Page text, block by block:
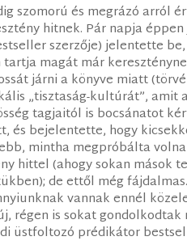
szomorú és megrázó arról
hitnek. Pár napja éppen
szerzője) jelentette
tartja magát már
járni a könyve miatt
„tisztaság-kultúrát”, amit
tagjaitól is bocsánatot
és bejelentette, hogy
mintha megpróbálta
hittel (ahogy sokan mások
de ettől még
vannak ennél
régen is sokat
üstfoltozó prédikátor